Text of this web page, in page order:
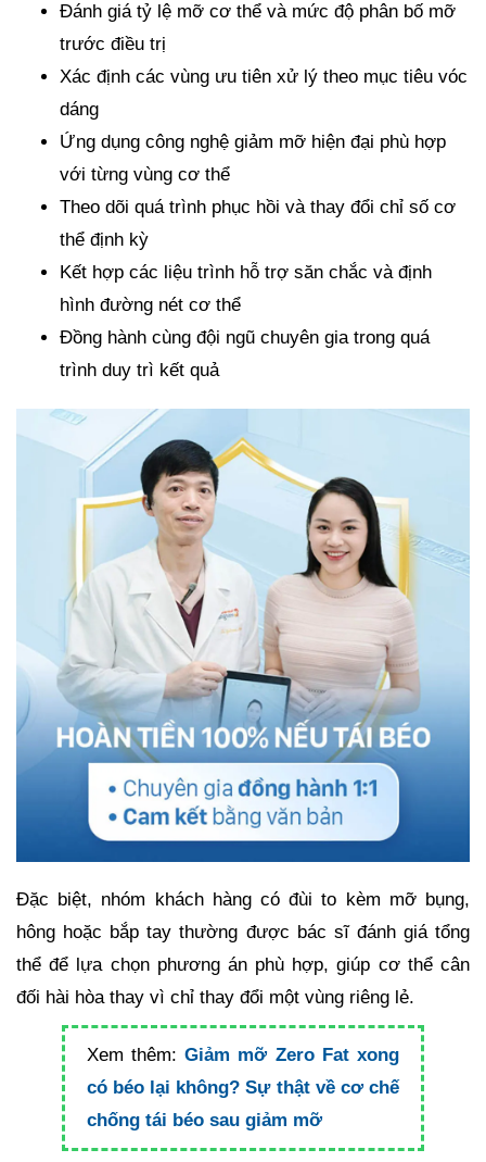
Đánh giá tỷ lệ mỡ cơ thể và mức độ phân bố mỡ
trước điều trị
Xác định các vùng ưu tiên xử lý theo mục tiêu vóc
dáng
Ứng dụng công nghệ giảm mỡ hiện đại phù hợp
với từng vùng cơ thể
Theo dõi quá trình phục hồi và thay đổi chỉ số cơ
thể định kỳ
Kết hợp các liệu trình hỗ trợ săn chắc và định
hình đường nét cơ thể
Đồng hành cùng đội ngũ chuyên gia trong quá
trình duy trì kết quả
Đặc biệt, nhóm khách hàng có đùi to kèm mỡ bụng,
hông hoặc bắp tay thường được bác sĩ đánh giá tổng
thể để lựa chọn phương án phù hợp, giúp cơ thể cân
đối hài hòa thay vì chỉ thay đổi một vùng riêng lẻ.
Xem thêm:Giảm mỡ Zero Fat xong
có béo lại không? Sự thật về cơ chế
chống tái béo sau giảm mỡ